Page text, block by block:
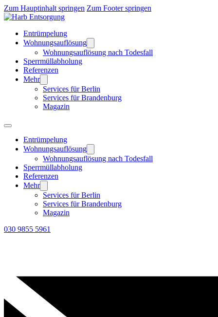
Zum Hauptinhalt springen Zum Footer springen
Entrümpelung
Wohnungsauflösung
Wohnungsauflösung nach Todesfall
Sperrmüllabholung
Referenzen
Mehr
Services für Berlin
Services für Brandenburg
Magazin
Entrümpelung
Wohnungsauflösung
Wohnungsauflösung nach Todesfall
Sperrmüllabholung
Referenzen
Mehr
Services für Berlin
Services für Brandenburg
Magazin
030 9855 5961